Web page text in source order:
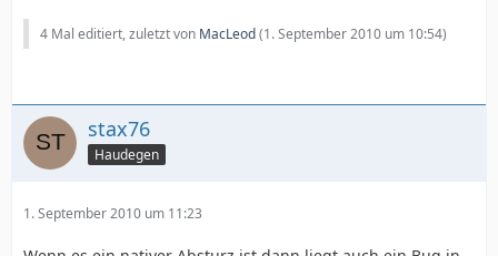
4 Mal editiert, zuletzt von MacLeod(1. September 2010 um 10:54)
stax76
Haudegen
1. September 2010 um 11:23